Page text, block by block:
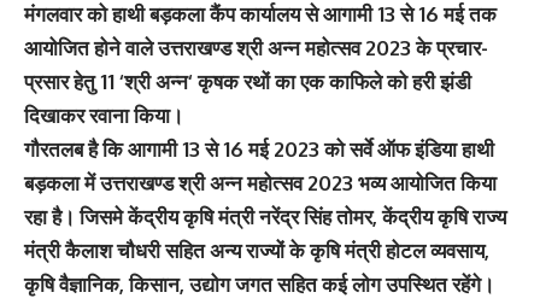
मंगलवार को हाथी बड़कला कैंप कार्यालय से आगामी 13 से 16 मई तक
आयोजित होने वाले उत्तराखण्ड श्री अन्न महोत्सव 2023 के प्रचार-
प्रसार हेतु 11 ‘श्री अन्न‘ कृषक रथों का एक काफिले को हरी झंडी
दिखाकर रवाना किया।
गौरतलब है कि आगामी 13 से 16 मई 2023 को सर्वे ऑफ इंडिया हाथी
बड़कला में उत्तराखण्ड श्री अन्न महोत्सव 2023 भव्य आयोजित किया
रहा है। जिसमे केंद्रीय कृषि मंत्री नरेंद्र सिंह तोमर, केंद्रीय कृषि राज्य
मंत्री कैलाश चौधरी सहित अन्य राज्यों के कृषि मंत्री होटल व्यवसाय,
कृषि वैज्ञानिक, किसान, उद्योग जगत सहित कई लोग उपस्थित रहेंगे।